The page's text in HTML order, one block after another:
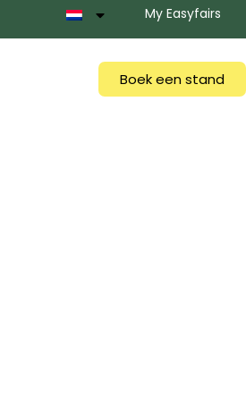
My Easyfairs
Boek een stand